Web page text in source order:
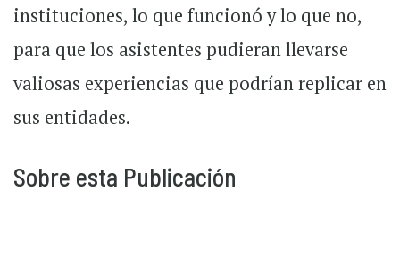
instituciones, lo que funcionó y lo que no,
para que los asistentes pudieran llevarse
valiosas experiencias que podrían replicar en
sus entidades.
Sobre esta Publicación